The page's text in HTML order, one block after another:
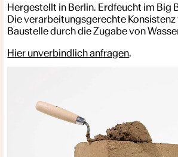
Hergestellt in Berlin. Erdfeucht im Big
Die verarbeitungsgerechte
Baustelle durch die Zugabe von
Hier unverbindlich anfragen.